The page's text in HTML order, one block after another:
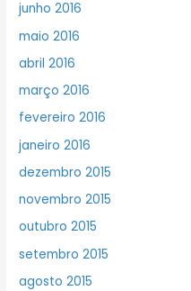
junho 2016
maio 2016
abril 2016
março 2016
fevereiro 2016
janeiro 2016
dezembro 2015
novembro 2015
outubro 2015
setembro 2015
agosto 2015